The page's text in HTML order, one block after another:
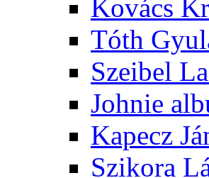
Kovács
Tóth
Szeibel
Johnie
Kapecz
Szikora